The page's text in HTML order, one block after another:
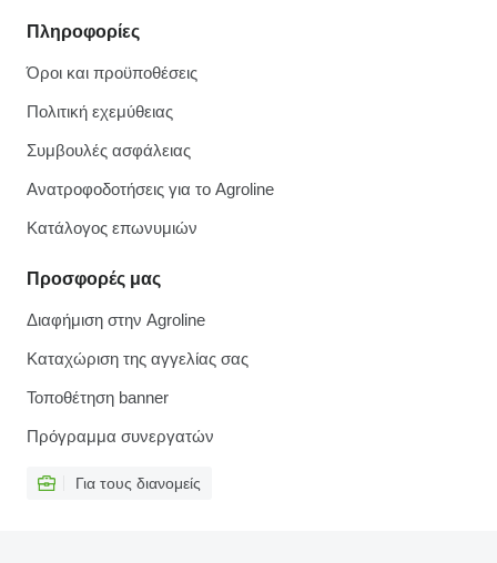
Πληροφορίες
Όροι και προϋποθέσεις
Πολιτική εχεμύθειας
Συμβουλές ασφάλειας
Ανατροφοδοτήσεις για το Agroline
Κατάλογος επωνυμιών
Προσφορές μας
Διαφήμιση στην Agroline
Καταχώριση της αγγελίας σας
Τοποθέτηση banner
Πρόγραμμα συνεργατών
Για τους διανομείς